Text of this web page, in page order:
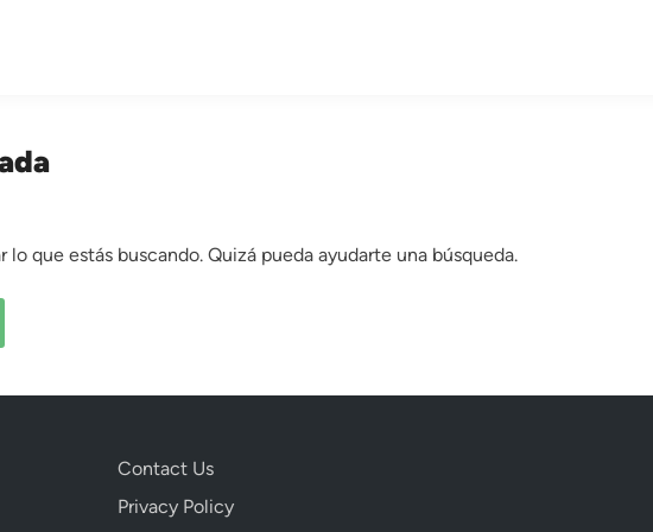
que estás buscando. Quizá pueda ayudarte una búsqueda.
Contact Us
Privacy Policy